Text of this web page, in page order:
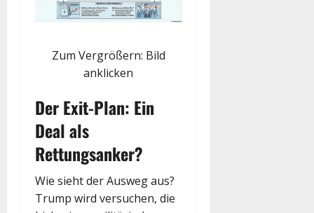
Zum Vergrößern: Bild
anklicken
Der Exit-Plan: Ein
Deal als
Rettungsanker?
Wie sieht der Ausweg aus?
Trump wird versuchen, die